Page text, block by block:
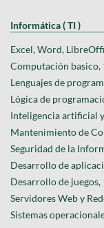
Informática ( TI )
Excel, Word,
Computación basico,
Lenguajes de
Lógica de
Inteligencia artificial
Mantenimiento de
Seguridad de la
Desarrollo de
Desarrollo de juegos,
Servidores Web y
Sistemas